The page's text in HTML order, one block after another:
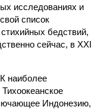
исследованиях и
список
бедствий,
сейчас, в XXI
наиболее
Индонезию,